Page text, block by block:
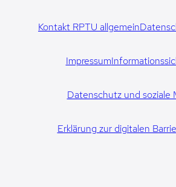
Kontakt RPTU allgemein
Impressum
Datenschutz und soziale
Erklärung zur digitalen